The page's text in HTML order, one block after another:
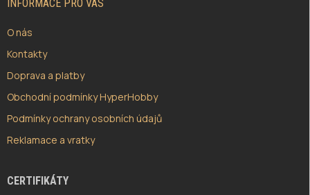
INFORMACE PRO VÁS
O nás
Kontakty
Doprava a platby
Obchodní podmínky HyperHobby
Podmínky ochrany osobních údajů
Reklamace a vratky
CERTIFIKÁTY